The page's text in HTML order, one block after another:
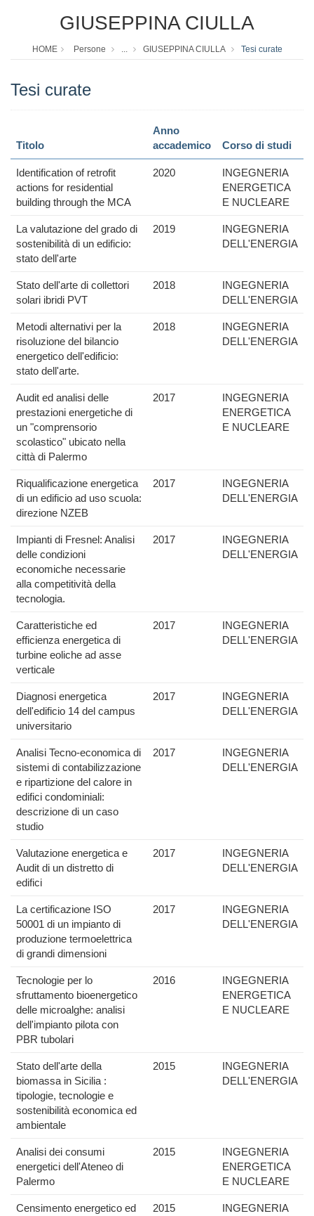
GIUSEPPINA CIULLA
HOME Persone ... GIUSEPPINA CIULLA Tesi curate
Tesi curate
Titolo
Anno
accademico
Corso di studi
Identification of retrofit
actions for residential
building through the MCA
2020
INGEGNERIA
ENERGETICA
E NUCLEARE
La valutazione del grado di
sostenibilità di un edificio:
stato dell'arte
2019
INGEGNERIA
DELL'ENERGIA
Stato dell'arte di collettori
solari ibridi PVT
2018
INGEGNERIA
DELL'ENERGIA
Metodi alternativi per la
risoluzione del bilancio
energetico dell'edificio:
stato dell'arte.
2018
INGEGNERIA
DELL'ENERGIA
Audit ed analisi delle
prestazioni energetiche di
un "comprensorio
scolastico" ubicato nella
città di Palermo
2017
INGEGNERIA
ENERGETICA
E NUCLEARE
Riqualificazione energetica
di un edificio ad uso scuola:
direzione NZEB
2017
INGEGNERIA
DELL'ENERGIA
Impianti di Fresnel: Analisi
delle condizioni
economiche necessarie
alla competitività della
tecnologia.
2017
INGEGNERIA
DELL'ENERGIA
Caratteristiche ed
efficienza energetica di
turbine eoliche ad asse
verticale
2017
INGEGNERIA
DELL'ENERGIA
Diagnosi energetica
dell'edificio 14 del campus
universitario
2017
INGEGNERIA
DELL'ENERGIA
Analisi Tecno-economica di
sistemi di contabilizzazione
e ripartizione del calore in
edifici condominiali:
descrizione di un caso
studio
2017
INGEGNERIA
DELL'ENERGIA
Valutazione energetica e
Audit di un distretto di
edifici
2017
INGEGNERIA
DELL'ENERGIA
La certificazione ISO
50001 di un impianto di
produzione termoelettrica
di grandi dimensioni
2017
INGEGNERIA
DELL'ENERGIA
Tecnologie per lo
sfruttamento bioenergetico
delle microalghe: analisi
dell'impianto pilota con
PBR tubolari
2016
INGEGNERIA
ENERGETICA
E NUCLEARE
Stato dell'arte della
biomassa in Sicilia :
tipologie, tecnologie e
sostenibilità economica ed
ambientale
2015
INGEGNERIA
DELL'ENERGIA
Analisi dei consumi
energetici dell'Ateneo di
Palermo
2015
INGEGNERIA
ENERGETICA
E NUCLEARE
Censimento energetico ed
2015
INGEGNERIA